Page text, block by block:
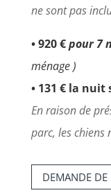
ne sont pas
• 920 €pour 7
ménage )
• 131 € la
En raison de
parc, les chiens
DEMANDE DE